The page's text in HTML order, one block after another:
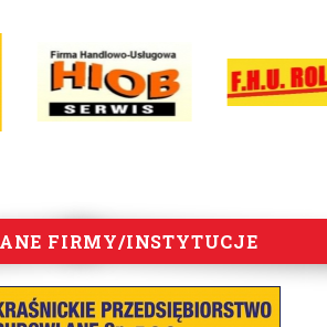
FIRMY/INSTYTUCJE